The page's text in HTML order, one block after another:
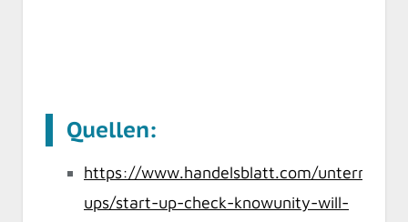
Quellen:
https://www.handelsblatt.com/
ups/start-up-check-knowunity-will-